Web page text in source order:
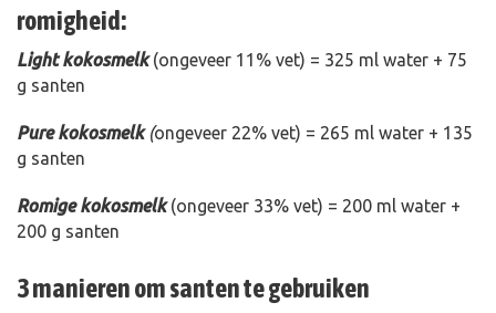
romigheid:
Light kokosmelk(ongeveer 11% vet) = 325 ml water + 75
g santen
Pure kokosmelk(ongeveer 22% vet) = 265 ml water + 135
g santen
Romige kokosmelk(ongeveer 33% vet) = 200 ml water +
200 g santen
3 manieren om santen te gebruiken